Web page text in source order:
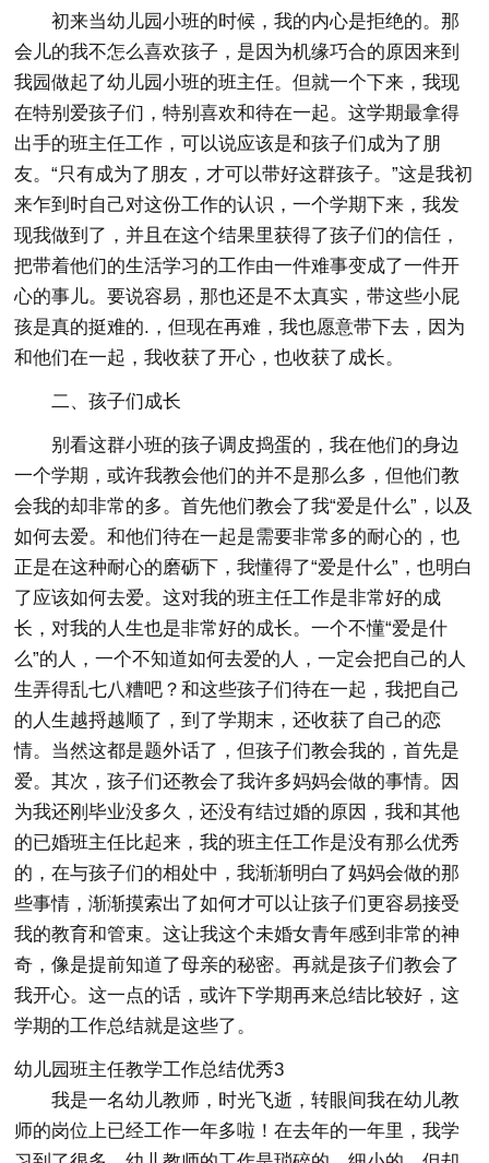
初来当幼儿园小班的时候，我的内心是拒绝的。那
会儿的我不怎么喜欢孩子，是因为机缘巧合的原因来到
我园做起了幼儿园小班的班主任。但就一个下来，我现
在特别爱孩子们，特别喜欢和待在一起。这学期最拿得
出手的班主任工作，可以说应该是和孩子们成为了朋
友。“只有成为了朋友，才可以带好这群孩子。”这是我初
来乍到时自己对这份工作的认识，一个学期下来，我发
现我做到了，并且在这个结果里获得了孩子们的信任，
把带着他们的生活学习的工作由一件难事变成了一件开
心的事儿。要说容易，那也还是不太真实，带这些小屁
孩是真的挺难的.，但现在再难，我也愿意带下去，因为
和他们在一起，我收获了开心，也收获了成长。
二、孩子们成长
别看这群小班的孩子调皮捣蛋的，我在他们的身边
一个学期，或许我教会他们的并不是那么多，但他们教
会我的却非常的多。首先他们教会了我“爱是什么”，以及
如何去爱。和他们待在一起是需要非常多的耐心的，也
正是在这种耐心的磨砺下，我懂得了“爱是什么”，也明白
了应该如何去爱。这对我的班主任工作是非常好的成
长，对我的人生也是非常好的成长。一个不懂“爱是什
么”的人，一个不知道如何去爱的人，一定会把自己的人
生弄得乱七八糟吧？和这些孩子们待在一起，我把自己
的人生越捋越顺了，到了学期末，还收获了自己的恋
情。当然这都是题外话了，但孩子们教会我的，首先是
爱。其次，孩子们还教会了我许多妈妈会做的事情。因
为我还刚毕业没多久，还没有结过婚的原因，我和其他
的已婚班主任比起来，我的班主任工作是没有那么优秀
的，在与孩子们的相处中，我渐渐明白了妈妈会做的那
些事情，渐渐摸索出了如何才可以让孩子们更容易接受
我的教育和管束。这让我这个未婚女青年感到非常的神
奇，像是提前知道了母亲的秘密。再就是孩子们教会了
我开心。这一点的话，或许下学期再来总结比较好，这
学期的工作总结就是这些了。
幼儿园班主任教学工作总结优秀3
我是一名幼儿教师，时光飞逝，转眼间我在幼儿教
师的岗位上已经工作一年多啦！在去年的一年里，我学